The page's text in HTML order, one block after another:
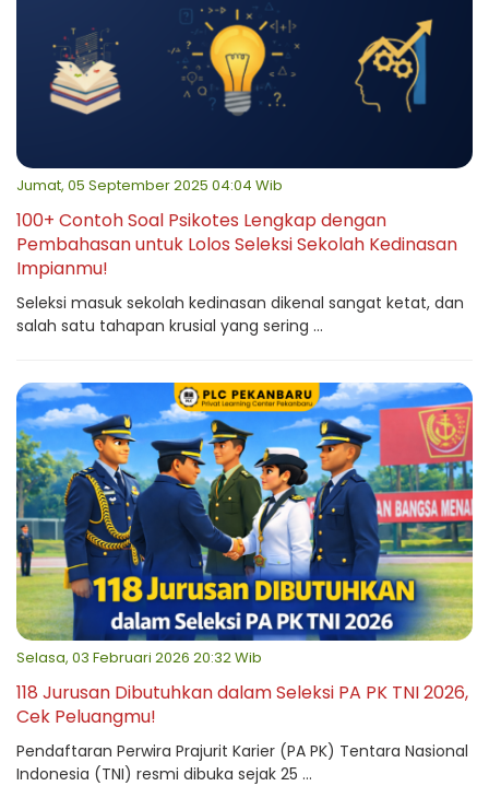
Jumat, 05 September 2025 04:04 Wib
100+ Contoh Soal Psikotes Lengkap dengan
Pembahasan untuk Lolos Seleksi Sekolah Kedinasan
Impianmu!
Seleksi masuk sekolah kedinasan dikenal sangat ketat, dan
salah satu tahapan krusial yang sering ...
Selasa, 03 Februari 2026 20:32 Wib
118 Jurusan Dibutuhkan dalam Seleksi PA PK TNI 2026,
Cek Peluangmu!
Pendaftaran Perwira Prajurit Karier (PA PK) Tentara Nasional
Indonesia (TNI) resmi dibuka sejak 25 ...